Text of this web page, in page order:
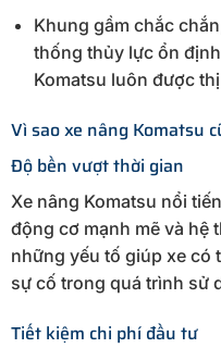
Khung gầm chắc
thống thủy lực ổn
Komatsu luôn được
Vì sao xe nâng Komatsu
Độ bền vượt thời gian
Xe nâng Komatsu nổi
động cơ mạnh mẽ và hệ
những yếu tố giúp xe có
sự cố trong quá trình sử
Tiết kiệm chi phí đầu tư